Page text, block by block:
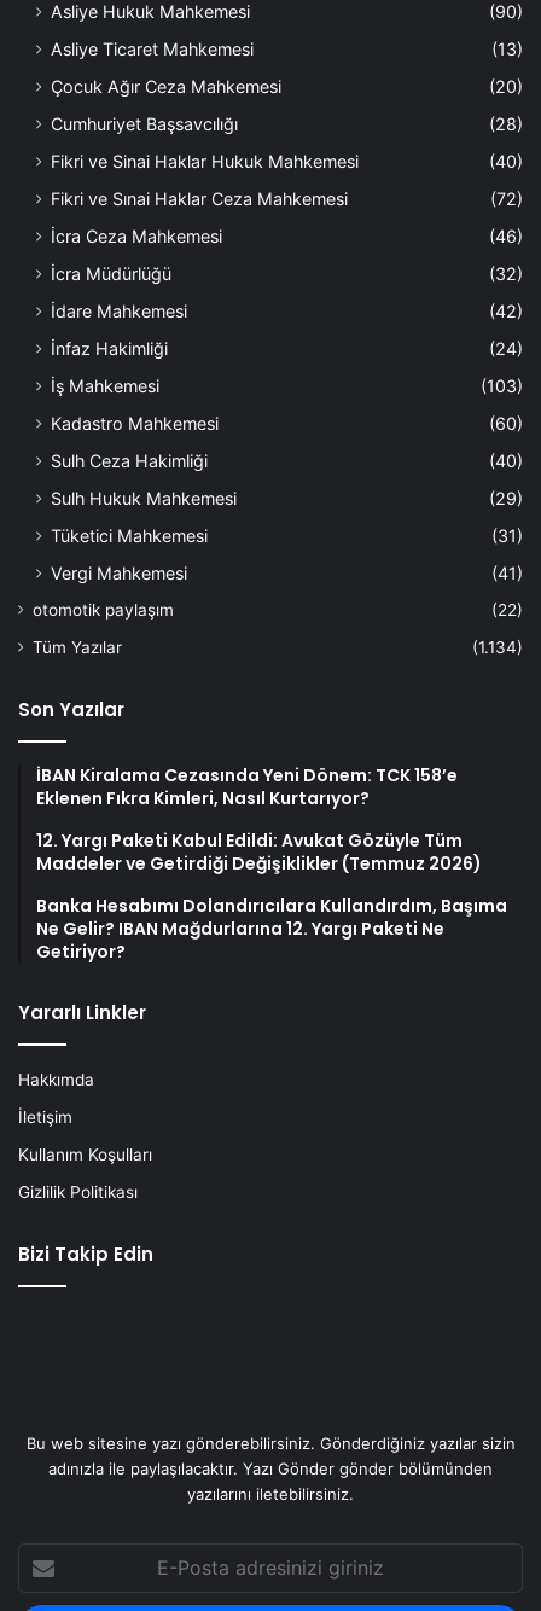
Asliye Hukuk Mahkemesi
(90)
Asliye Ticaret Mahkemesi
(13)
Çocuk Ağır Ceza Mahkemesi
(20)
Cumhuriyet Başsavcılığı
(28)
Fikri ve Sinai Haklar Hukuk Mahkemesi
(40)
Fikri ve Sınai Haklar Ceza Mahkemesi
(72)
İcra Ceza Mahkemesi
(46)
İcra Müdürlüğü
(32)
İdare Mahkemesi
(42)
İnfaz Hakimliği
(24)
İş Mahkemesi
(103)
Kadastro Mahkemesi
(60)
Sulh Ceza Hakimliği
(40)
Sulh Hukuk Mahkemesi
(29)
Tüketici Mahkemesi
(31)
Vergi Mahkemesi
(41)
otomotik paylaşım
(22)
Tüm Yazılar
(1.134)
Son Yazılar
İBAN Kiralama Cezasında Yeni Dönem: TCK 158’e
Eklenen Fıkra Kimleri, Nasıl Kurtarıyor?
12. Yargı Paketi Kabul Edildi: Avukat Gözüyle Tüm
Maddeler ve Getirdiği Değişiklikler (Temmuz 2026)
Banka Hesabımı Dolandırıcılara Kullandırdım, Başıma
Ne Gelir? IBAN Mağdurlarına 12. Yargı Paketi Ne
Getiriyor?
Yararlı Linkler
Hakkımda
İletişim
Kullanım Koşulları
Gizlilik Politikası
Bizi Takip Edin
Bu web sitesine yazı gönderebilirsiniz. Gönderdiğiniz yazılar sizin
adınızla ile paylaşılacaktır. Yazı Gönder gönder bölümünden
yazılarını iletebilirsiniz.
Posta
adresinizi